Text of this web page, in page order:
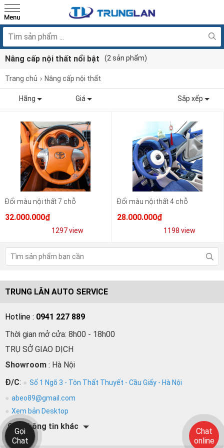
Nâng cấp nội thất nổi bật (2 sản phẩm)
Trang chủ Nâng cấp nội thất
Hãng Giá Sắp xếp
Đổi màu nội thất 7 chỗ
32.000.000₫
1297 view
Đổi màu nội thất 4 chỗ
28.000.000₫
1198 view
TRUNG LÂN AUTO SERVICE
Hotline : 0941 227 889
Thời gian mở cửa: 8h00 - 18h00
TRỤ SỞ GIAO DỊCH
Showroom : Hà Nội
Đ/C:
Số 1 Ngõ 3 - Tôn Thất Thuyết - Cầu Giấy - Hà Nội
abeo89@gmail.com
Xem bản Desktop
Các thông tin khác
Gọi
Chat
Chat
online